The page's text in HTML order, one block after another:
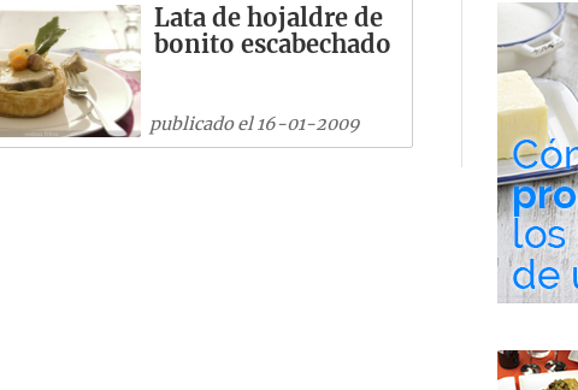
Lata de hojaldre de
bonito escabechado
publicado el 16-01-2009